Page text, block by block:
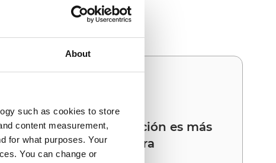
About
such as cookies to store
content measurement,
for what purposes. Your
You can change or
Su próxima integración es más
rápida que la primera